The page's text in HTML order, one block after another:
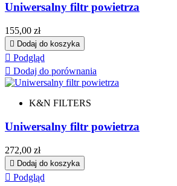
Uniwersalny filtr powietrza
Cena
155,00 zł
 Dodaj do koszyka
 Podgląd
 Dodaj do porównania
K&N FILTERS
Uniwersalny filtr powietrza
Cena
272,00 zł
 Dodaj do koszyka
 Podgląd